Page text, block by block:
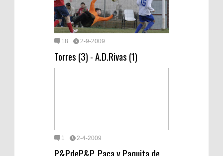
18 2-9-2009
Torres (3) - A.D.Rivas (1)
1 2-4-2009
P&PdeP&P. Paca y Paquita de